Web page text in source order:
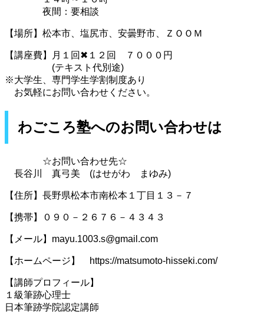
夜間：要相談
【場所】松本市、塩尻市、安曇野市、ＺＯＯＭ
【講座費】月１回✖１２回 ７０００円
(テキスト代別途)
※大学生、専門学生学割制度あり
お気軽にお問い合わせください。
わごころ塾へのお問い合わせは
☆お問い合わせ先☆
長谷川 真弓美 (はせがわ まゆみ)
【住所】長野県松本市南松本１丁目１３－７
【携帯】０９０－２６７６－４３４３
【メール】mayu.1003.s@gmail.com
【ホームページ】 https://matsumoto-hisseki.com/
【講師プロフィール】
１級筆跡心理士
日本筆跡学院認定講師